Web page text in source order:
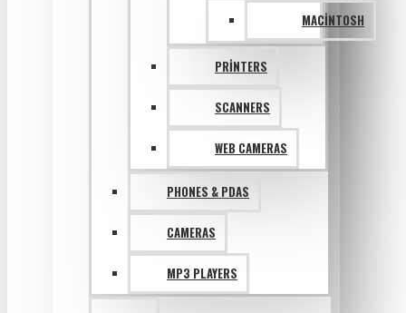
MACINTOSH
PRINTERS
SCANNERS
WEB CAMERAS
PHONES & PDAS
CAMERAS
MP3 PLAYERS